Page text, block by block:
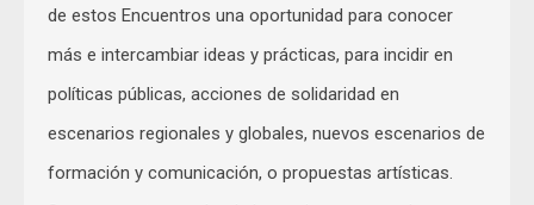
de estos Encuentros una oportunidad para conocer
más e intercambiar ideas y prácticas, para incidir en
políticas públicas, acciones de solidaridad en
escenarios regionales y globales, nuevos escenarios de
formación y comunicación, o propuestas artísticas.